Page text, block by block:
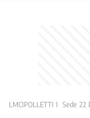
LMCIPOLLETTI Sede 22